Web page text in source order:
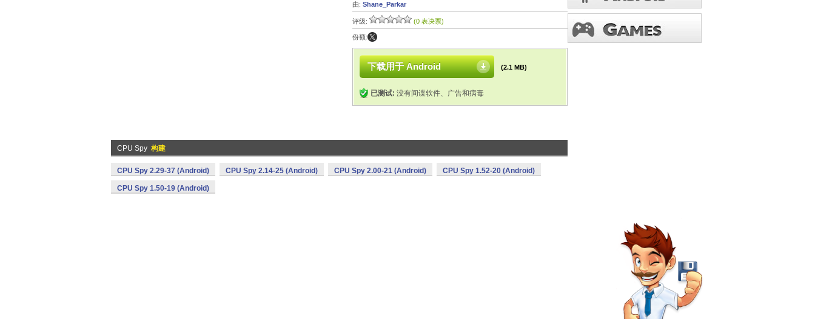
由: Shane_Parkar
评级: (0 表决票)
份额:
下载用于 Android (2.1 MB)
已测试: 没有间谍软件、广告和病毒
CPU Spy 构建
CPU Spy 2.29-37 (Android) CPU Spy 2.14-25 (Android) CPU Spy 2.00-21 (Android) CPU Spy 1.52-20 (Android)
CPU Spy 1.50-19 (Android)